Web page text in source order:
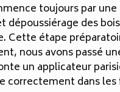
toujours par
dépoussiérage des
Cette étape
nous avons passé
un applicateur
correctement dans les